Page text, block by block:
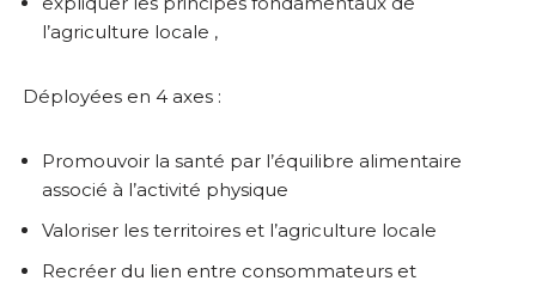
l’agriculture locale ,
Déployées en 4 axes :
Promouvoir la santé par l’équilibre alimentaire
associé à l’activité physique
Valoriser les territoires et l’agriculture locale
Recréer du lien entre consommateurs et